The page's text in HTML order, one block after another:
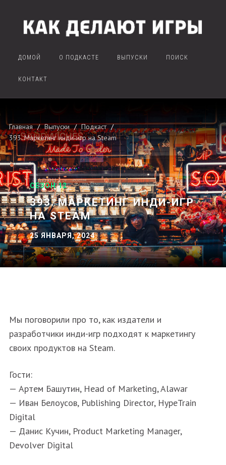
ДОМОЙ О ПОДКАСТЕ ВЫПУСКИ ПОИСК
КОНТАКТ
Главная Выпуски
Подкаст
393. Маркетинг инди-игр на Steam
СЕЗОН 12
393. МАРКЕТИНГ ИНДИ-ИГР
НА STEAM
25 ЯНВАРЯ, 2024
Мы поговорили про то, как издатели и
разработчики инди-игр подходят к маркетингу
своих продуктов на Steam.
Гости:
— Артем Башутин, Head of Marketing, Alawar
— Иван Белоусов, Publishing Director, HypeTrain
Digital
— Данис Кучин, Product Marketing Manager,
Devolver Digital